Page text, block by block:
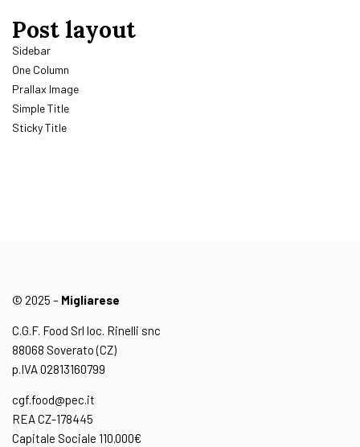
Post layout
Sidebar
One Column
Prallax Image
Simple Title
Sticky Title
© 2025 – Migliarese
C.G.F. Food Srl loc. Rinelli snc
88068 Soverato (CZ)
p.IVA 02813160799
cgf.food@pec.it
REA CZ-178445
Capitale Sociale 110.000€